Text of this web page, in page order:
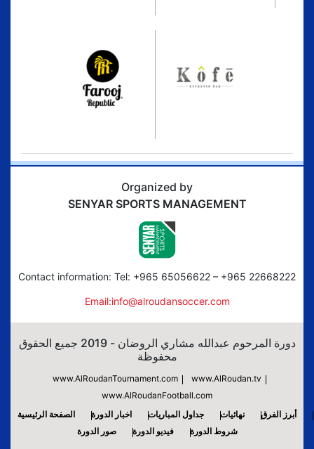
Organized by
SENYAR SPORTS MANAGEMENT
Contact information: Tel: +965 65056622 – +965 22668222
Email:info@alroudansoccer.com
دورة المرحوم عبدالله مشاري الروضان - 2019 جميع الحقوق
محفوظة
www.AlRoudanTournament.com
www.AlRoudan.tv
www.AlRoudanFootball.com
الصفحة الرئيسية
اخبار الدورة جداول المباريات نهائيات
أبرز الفرق
صور الدورة
فيديو الدورة شروط الدورة